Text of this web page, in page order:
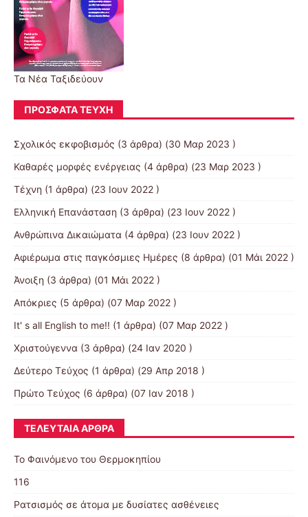
Τα Νέα Ταξιδεύουν
ΠΡΌΣΦΑΤΑ ΤΕΎΧΗ
Σχολικός εκφοβισμός (3 άρθρα) (30 Μαρ 2023 )
Καθαρές μορφές ενέργειας (4 άρθρα) (23 Μαρ 2023 )
Τέχνη (1 άρθρα) (23 Ιουν 2022 )
Ελληνική Επανάσταση (3 άρθρα) (23 Ιουν 2022 )
Ανθρώπινα Δικαιώματα (4 άρθρα) (23 Ιουν 2022 )
Αφιέρωμα στις παγκόσμιες Ημέρες (8 άρθρα) (01 Μάι 2022 )
Άνοιξη (3 άρθρα) (01 Μάι 2022 )
Απόκριες (5 άρθρα) (07 Μαρ 2022 )
It' s all English to me!! (1 άρθρα) (07 Μαρ 2022 )
Χριστούγεννα (3 άρθρα) (24 Ιαν 2020 )
Δεύτερο Τεύχος (1 άρθρα) (29 Απρ 2018 )
Πρώτο Τεύχος (6 άρθρα) (07 Ιαν 2018 )
ΤΕΛΕΥΤΑΊΑ ΆΡΘΡΑ
Το Φαινόμενο του Θερμοκηπίου
116
Ρατσισμός σε άτομα με δυσίατες ασθένειες